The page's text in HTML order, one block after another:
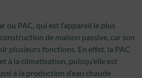
ou PAC, qui est l’appareil le plus
de maison passive, car son
plusieurs fonctions. En effet, la PAC
à la climatisation, puisqu’elle est
à la production d’eau chaude